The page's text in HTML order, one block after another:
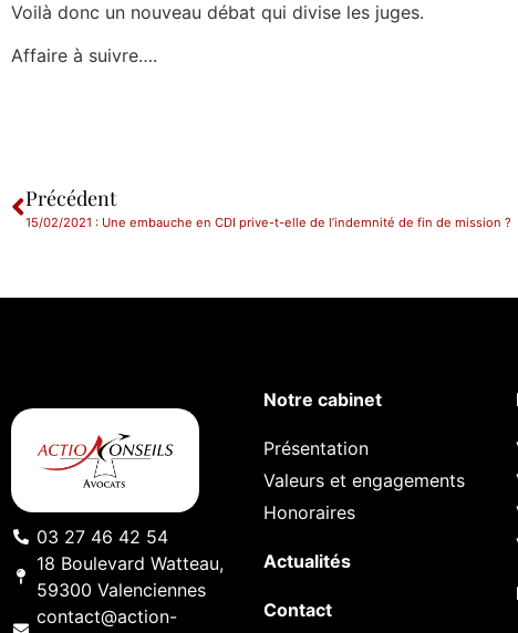
Voilà donc un nouveau débat qui divise les juges.
Affaire à suivre….
Précédent
15/02/2021 : Une embauche en CDI prive-t-elle de l’indemnité de fin de mission ?
03 27 46 42 54
18 Boulevard Watteau,
59300 Valenciennes
contact@action-
Notre cabinet
Présentation
Valeurs et engagements
Honoraires
Actualités
Contact